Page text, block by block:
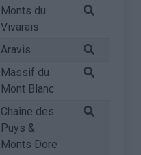
Monts du
Vivarais
Aravis
Massif du
Mont Blanc
Chaîne des
Puys &
Monts Dore